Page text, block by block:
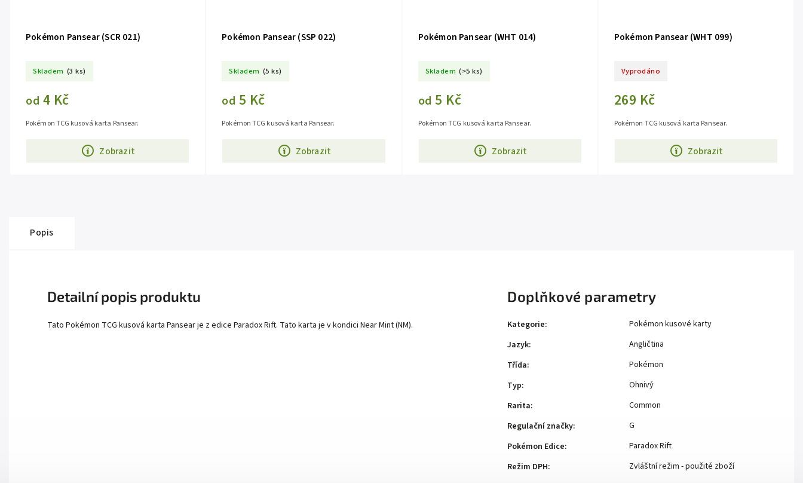
Pokémon Pansear (SCR 021)
Skladem (3 ks)
od 4 Kč
Zobrazit
Pokémon TCG kusová karta Pansear.
Pokémon Pansear (SSP 022)
Skladem (5 ks)
od 5 Kč
Zobrazit
Pokémon TCG kusová karta Pansear.
Pokémon Pansear (WHT 014)
Skladem (>5 ks)
od 5 Kč
Zobrazit
Pokémon TCG kusová karta Pansear.
Pokémon Pansear (WHT 099)
Vyprodáno
269 Kč
Zobrazit
Pokémon TCG kusová karta Pansear.
Popis
Detailní popis produktu
Tato Pokémon TCG kusová karta Pansear je z edice Paradox Rift. Tato karta je v kondici Near Mint (NM).
Doplňkové parametry
Kategorie:
Pokémon kusové karty
Jazyk:
Angličtina
Třída:
Pokémon
Typ:
Ohnivý
Rarita:
Common
Regulační značky:
G
Pokémon Edice:
Paradox Rift
Režim DPH: Zvláštní režim - použité zboží